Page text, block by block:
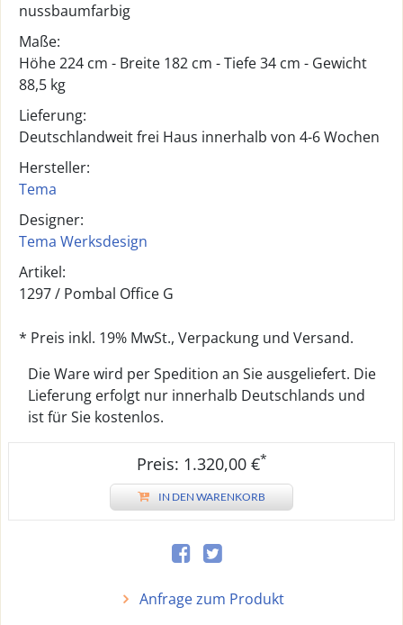
nussbaumfarbig
Maße:
Höhe 224 cm - Breite 182 cm - Tiefe 34 cm - Gewicht
88,5 kg
Lieferung:
Deutschlandweit frei Haus innerhalb von 4-6 Wochen
Hersteller:
Tema
Designer:
Tema Werksdesign
Artikel:
1297 / Pombal Office G
* Preis inkl. 19% MwSt., Verpackung und Versand.
Die Ware wird per Spedition an Sie ausgeliefert. Die
Lieferung erfolgt nur innerhalb Deutschlands und
ist für Sie kostenlos.
Preis: 1.320,00 €*
IN DEN WARENKORB
Anfrage zum Produkt